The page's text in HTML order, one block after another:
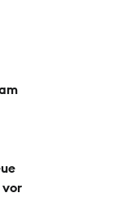
vor